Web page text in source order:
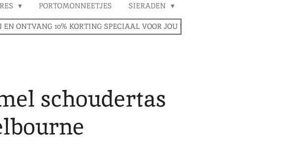
PORTOMONNEETJES SIERADEN
EN ONTVANG 10% KORTING SPECIAAL VOOR JOU !
schoudertas